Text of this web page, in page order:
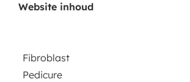
Website inhoud
Fibroblast
Pedicure